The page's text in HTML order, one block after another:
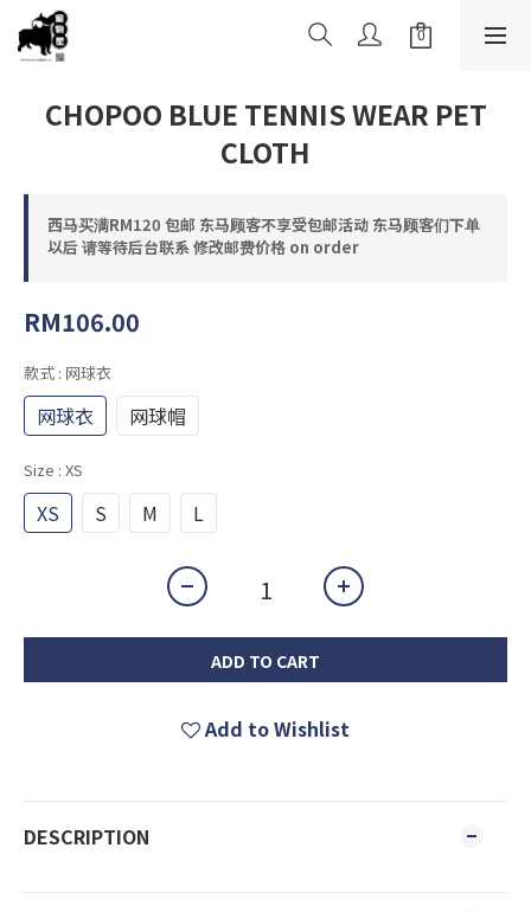
CHOPOO BLUE TENNIS WEAR PET
CLOTH
西马买满RM120 包邮 东马顾客不享受包邮活动 东马顾客们下单
以后 请等待后台联系 修改邮费价格 on order
RM106.00
款式 : 网球衣
网球衣 网球帽
Size : XS
XS S M L
ADD TO CART
Add to Wishlist
DESCRIPTION